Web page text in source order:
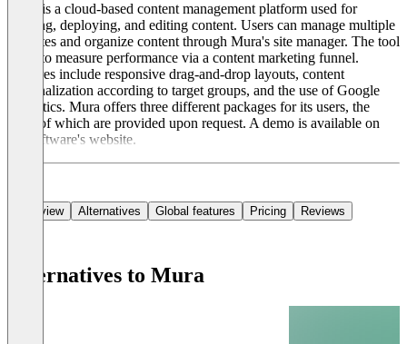
Mura is a cloud-based content management platform used for
creating, deploying, and editing content. Users can manage multiple
websites and organize content through Mura's site manager. The tool
helps to measure performance via a content marketing funnel.
Features include responsive drag-and-drop layouts, content
personalization according to target groups, and the use of Google
Analytics. Mura offers three different packages for its users, the
costs of which are provided upon request. A demo is available on
the software's website.
Overview Alternatives Global features Pricing Reviews
Alternatives to Mura